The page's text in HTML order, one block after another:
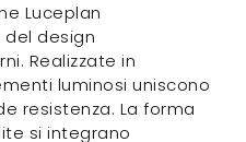
Luceplan
design
Realizzate in
luminosi uniscono
resistenza. La forma
si integrano